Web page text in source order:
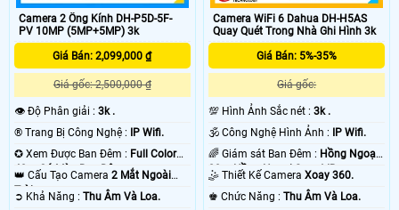
Camera 2 Ống Kính DH-P5D-5F-
PV 10MP (5MP+5MP) 3k
Giá Bán: 2,099,000 ₫
Giá gốc: 2,500,000 ₫
👁 Độ Phân giải : 3k .
®️ Trang Bị Công Nghệ :
IP Wifi.
✪ Xem Được Ban Đêm : Full Color
40m Có Màu Ban Ðêm.
👑 Cấu Tạo Camera 2 Mắt Ngoài
Trời.
️➲ Khả Năng : Thu Âm Và Loa.
Camera WiFi 6 Dahua DH-H5AS
Quay Quét Trong Nhà Ghi Hình 3k
Giá Bán: 5%-35%
Giá gốc:
💯 Hình Ảnh Sắc nét :3k .
🕉️ Công Nghệ Hình Ảnh :
IP Wifi.
🌈 Giám sát Ban Đêm : Hồng Ngoại
20m Hồng Ngoại Smart IR.
🤹 Thiết Kế CameraXoay 360.
️♚ Chức Năng :Thu Âm Và Loa.